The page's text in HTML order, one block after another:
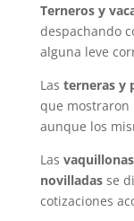
Terneros y
despachando
alguna leve
Las terneras y
que mostraron
aunque los
Las vaquillonas
novilladasse
cotizaciones